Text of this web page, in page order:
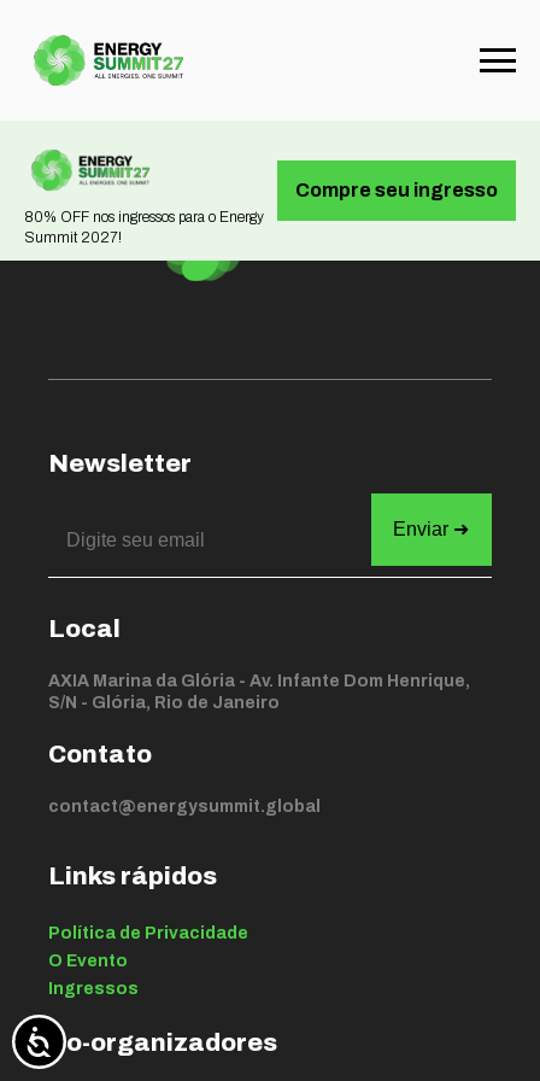
80% OFF nos ingressos para o Energy
Summit 2027!
Compre seu ingresso
Not found
Newsletter
Local
AXIA Marina da Glória - Av. Infante Dom Henrique,
S/N - Glória, Rio de Janeiro
Contato
contact@energysummit.global
Links rápidos
Política de Privacidade
O Evento
Ingressos
Co-organizadores